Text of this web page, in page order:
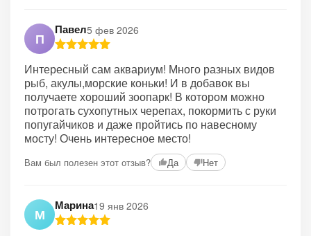
П
Павел5 фев 2026
Интересный сам аквариум! Много разных видов
рыб, акулы,морские коньки! И в добавок вы
получаете хороший зоопарк! В котором можно
потрогать сухопутных черепах, покормить с руки
попугайчиков и даже пройтись по навесному
мосту! Очень интересное место!
Вам был полезен этот отзыв? Да Нет
М
Марина19 янв 2026